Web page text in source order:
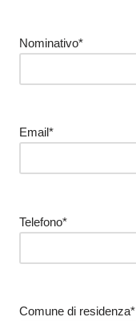
Nominativo*
Email*
Telefono*
Comune di residenza*